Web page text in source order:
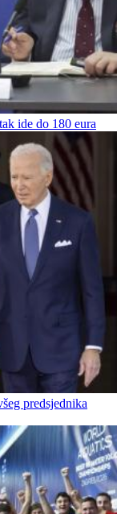
ide do 180 eura
predsjednika